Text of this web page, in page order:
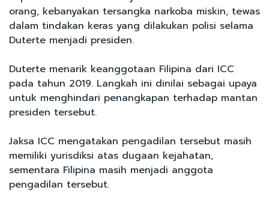
orang, kebanyakan tersangka narkoba miskin, tewas
dalam tindakan keras yang dilakukan polisi selama
Duterte menjadi presiden.
Duterte menarik keanggotaan Filipina dari ICC
pada tahun 2019. Langkah ini dinilai sebagai upaya
untuk menghindari penangkapan terhadap mantan
presiden tersebut.
Jaksa ICC mengatakan pengadilan tersebut masih
memiliki yurisdiksi atas dugaan kejahatan,
sementara Filipina masih menjadi anggota
pengadilan tersebut.